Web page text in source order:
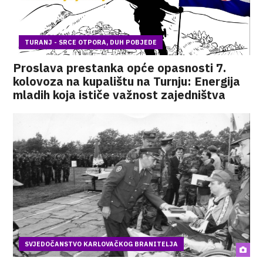
TURANJ - SRCE OTPORA, DUH POBJEDE
Proslava prestanka opće opasnosti 7.
kolovoza na kupalištu na Turnju: Energija
mladih koja ističe važnost zajedništva
SVJEDOČANSTVO KARLOVAČKOG BRANITELJA